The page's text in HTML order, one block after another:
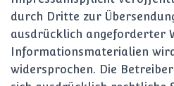
durch Dritte zur
ausdrücklich angeforderter
Informationsmaterialien
widersprochen. Die